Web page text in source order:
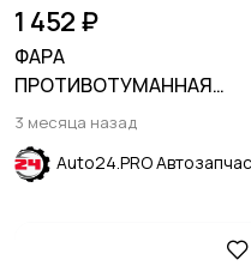
1 452 ₽
ФАРА
ПРОТИВОТУМАННАЯ
ПРАВАЯ KIA SPORTAGE SL
2010-2016
3 месяца назад